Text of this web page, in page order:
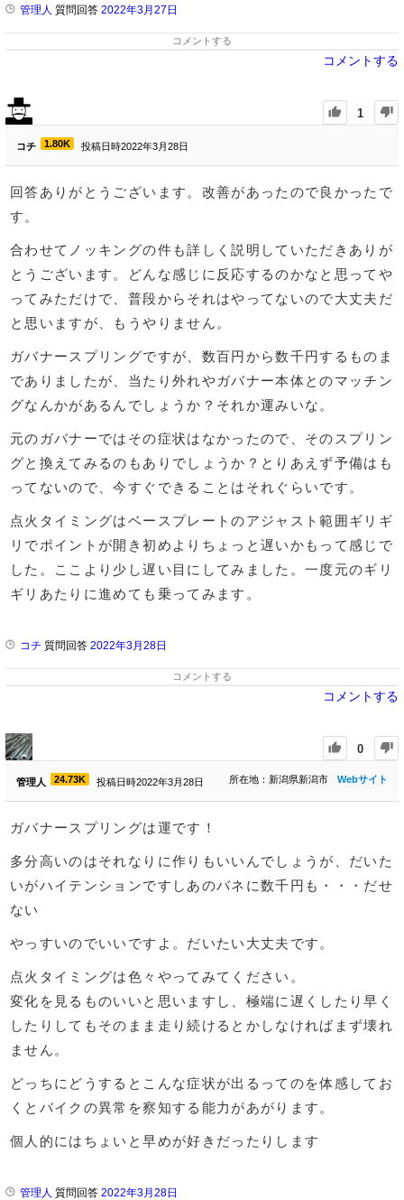
管理人 質問回答 2022年3月27日
コメントする
コメントする
1
コチ 1.80K 投稿日時2022年3月28日
回答ありがとうございます。改善があったので良かったで
す。
合わせてノッキングの件も詳しく説明していただきありが
とうございます。どんな感じに反応するのかなと思ってや
ってみただけで、普段からそれはやってないので大丈夫だ
と思いますが、もうやりません。
ガバナースプリングですが、数百円から数千円するものま
でありましたが、当たり外れやガバナー本体とのマッチン
グなんかがあるんでしょうか？それか運みいな。
元のガバナーではその症状はなかったので、そのスプリン
グと換えてみるのもありでしょうか？とりあえず予備はも
ってないので、今すぐできることはそれぐらいです。
点火タイミングはベースプレートのアジャスト範囲ギリギ
リでポイントが開き初めよりちょっと遅いかもって感じで
した。ここより少し遅い目にしてみました。一度元のギリ
ギリあたりに進めても乗ってみます。
コチ 質問回答 2022年3月28日
コメントする
コメントする
0
管理人 24.73K 投稿日時2022年3月28日 Webサイト
所在地：新潟県新潟市
ガバナースプリングは運です！
多分高いのはそれなりに作りもいいんでしょうが、だいた
いがハイテンションですしあのバネに数千円も・・・だせ
ない
やっすいのでいいですよ。だいたい大丈夫です。
点火タイミングは色々やってみてください。
変化を見るものいいと思いますし、極端に遅くしたり早く
したりしてもそのまま走り続けるとかしなければまず壊れ
ません。
どっちにどうするとこんな症状が出るってのを体感してお
くとバイクの異常を察知する能力があがります。
個人的にはちょいと早めが好きだったりします
管理人 質問回答 2022年3月28日